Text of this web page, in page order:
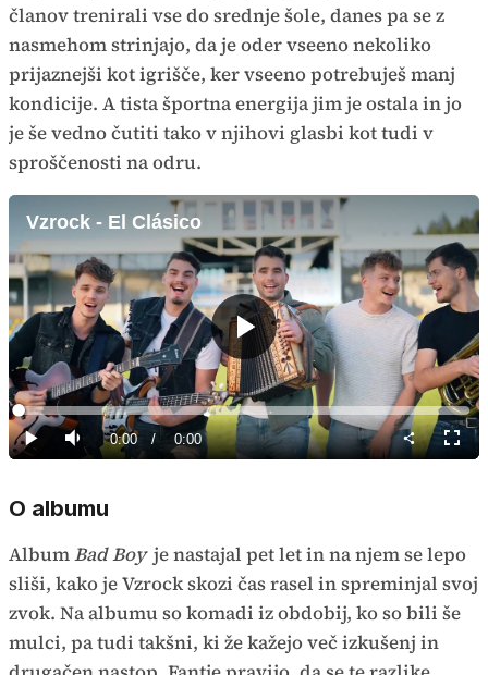
članov trenirali vse do srednje šole, danes pa se z
nasmehom strinjajo, da je oder vseeno nekoliko
prijaznejši kot igrišče, ker vseeno potrebuješ manj
kondicije. A tista športna energija jim je ostala in jo
je še vedno čutiti tako v njihovi glasbi kot tudi v
sproščenosti na odru.
Vzrock - El Clásico
Predvajaj
PredvajajTiho Current
0:00 / Duration
0:00
Loaded:
0%
način
O albumu
AlbumBad Boy je nastajal pet let in na njem se lepo
sliši, kako je Vzrock skozi čas rasel in spreminjal svoj
zvok. Na albumu so komadi iz obdobij, ko so bili še
mulci, pa tudi takšni, ki že kažejo več izkušenj in